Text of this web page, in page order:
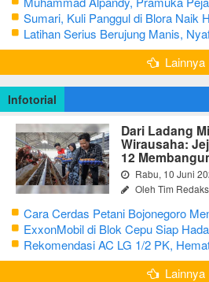
Nusantara dengan Misi Literasi
Sumari, Kuli Panggul di Blora Naik
Tahun Sisihkan Uang Receh
Latihan Serius Berujung Manis,
Bertutur tentang Nilai Hidup Orang
Lainnya
Infotorial
Dari Ladang
Wirausaha:
12
Rabu, 10 Juni
Oleh Tim
Cara Cerdas Petani Bojonegoro
Keluarga
ExxonMobil di Blok Cepu Siap
Rekomendasi AC LG 1/2 PK,
Maksimal
Lainnya